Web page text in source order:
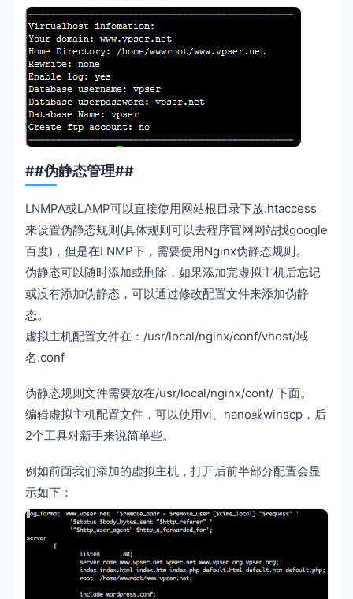
##伪静态管理##
LNMPA或LAMP可以直接使用网站根目录下放.htaccess
来设置伪静态规则(具体规则可以去程序官网网站找google
百度)，但是在LNMP下，需要使用Nginx伪静态规则。
伪静态可以随时添加或删除，如果添加完虚拟主机后忘记
或没有添加伪静态，可以通过修改配置文件来添加伪静
态。
虚拟主机配置文件在：/usr/local/nginx/conf/vhost/域
名.conf
伪静态规则文件需要放在/usr/local/nginx/conf/ 下面。
编辑虚拟主机配置文件，可以使用vi、nano或winscp，后
2个工具对新手来说简单些。
例如前面我们添加的虚拟主机，打开后前半部分配置会显
示如下：